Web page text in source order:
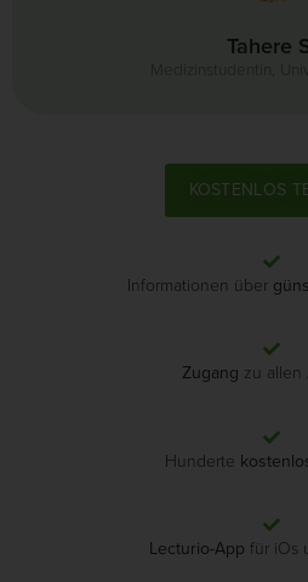
Tahere
KOSTENLOS
Informationen über
Zugang zu allen
Hunderte
Lecturio-App für iOs